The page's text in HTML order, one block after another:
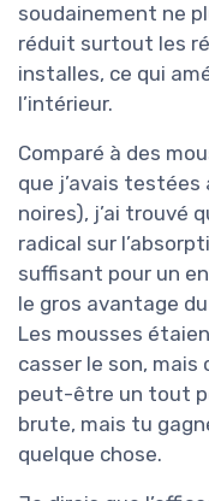
soudainement ne
réduit surtout les
installes, ce qui
l’intérieur.
Comparé à des
que j’avais
noires), j’ai trouvé
radical sur
suffisant pour un
le gros avantage du
Les mousses
casser le son, mais
peut-être un tout
brute, mais tu
quelque chose.